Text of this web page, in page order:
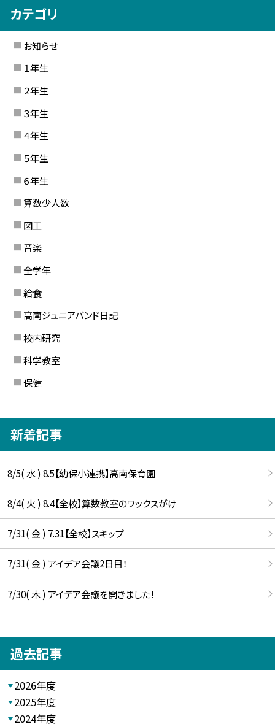
カテゴリ
お知らせ
１年生
２年生
３年生
４年生
５年生
６年生
算数少人数
図工
音楽
全学年
給食
高南ジュニアバンド日記
校内研究
科学教室
保健
新着記事
8/5( 水 ) 8.5【幼保小連携】高南保育園
8/4( 火 ) 8.4【全校】算数教室のワックスがけ
7/31( 金 ) 7.31【全校】スキップ
7/31( 金 ) アイデア会議2日目！
7/30( 木 ) アイデア会議を開きました！
過去記事
2026年度
2025年度
2024年度